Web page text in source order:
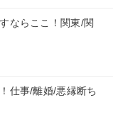
ならここ！関東/関
仕事/離婚/悪縁断ち